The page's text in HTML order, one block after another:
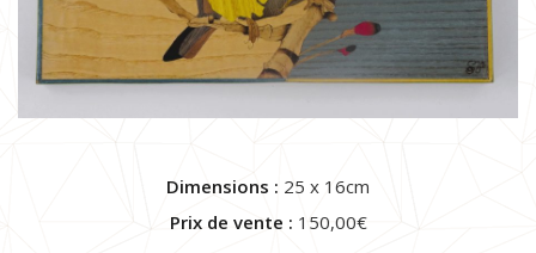
Dimensions : 25 x 16cm
Prix de vente : 150,00€